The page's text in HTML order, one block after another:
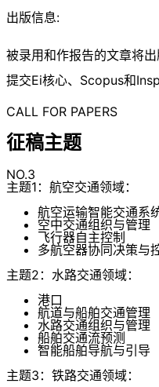
出版信息:
被录用和作报告的文章将
提交Ei核心、Scopus和
CALL FOR PAPERS
征稿主题
NO.3
主题1：航空交通领域：
航空运输智能交通系
空中交通组织与管理
飞行器自主控制
多航空器协同决策与
主题2：水路交通领域：
港口
航道与船舶交通管理
水路交通组织与管理
船舶交通流预测
智能船舶导航与引导
主题3：铁路交通领域：